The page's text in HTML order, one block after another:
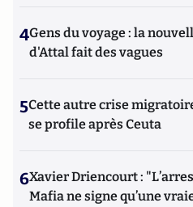
4Gens du voyage : la
d'Attal fait des vagues
5Cette autre crise
se profile après Ceuta
6Xavier Driencourt :
Mafia ne signe qu’une